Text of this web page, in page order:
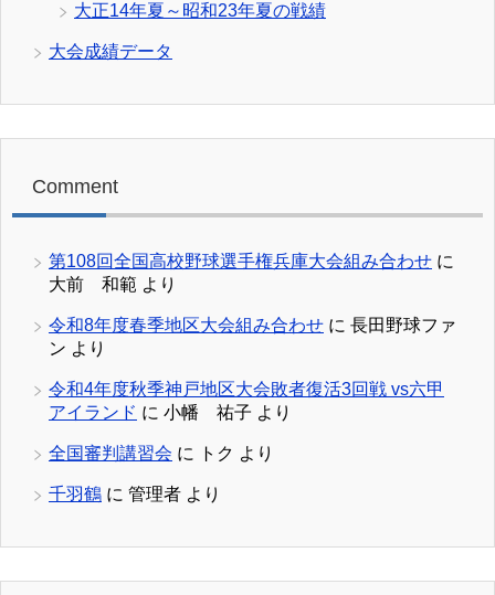
大正14年夏～昭和23年夏の戦績
大会成績データ
Comment
第108回全国高校野球選手権兵庫大会組み合わせ に
大前 和範 より
令和8年度春季地区大会組み合わせ に 長田野球ファ
ン より
令和4年度秋季神戸地区大会敗者復活3回戦 vs六甲
アイランド に 小幡 祐子 より
全国審判講習会 に トク より
千羽鶴 に 管理者 より